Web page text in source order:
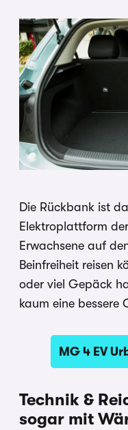
Die Rückbank ist
Elektroplattform
Erwachsene auf
Beinfreiheit reisen
oder viel Gepäck
kaum eine bessere
MG 4 EV
Technik &
sogar mit